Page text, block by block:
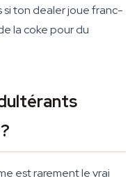
si ton dealer joue franc-
la coke pour du
est rarement le vrai